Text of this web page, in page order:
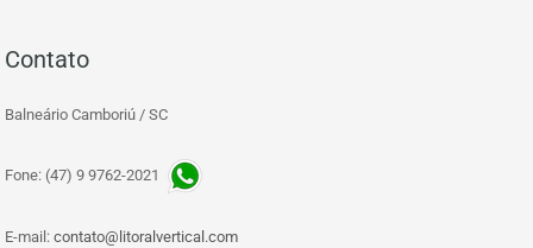
Contato
Balneário Camboriú / SC
Fone: (47) 9 9762-2021
E-mail: contato@litoralvertical.com